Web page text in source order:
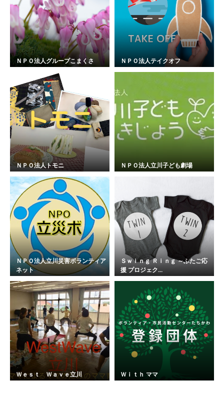
ＮＰＯ法人グループこまくさ ＮＰＯ法人テイクオフ
ＮＰＯ法人トモニ ＮＰＯ法人立川子ども劇場
ＮＰＯ法人立川災害ボランティア
ネット
Ｓｗｉｎｇ Ｒｉｎｇ ～ふたご応
援 プロジェク...
Ｗｅｓｔ Ｗａｖｅ立川 Ｗｉｔｈ ママ